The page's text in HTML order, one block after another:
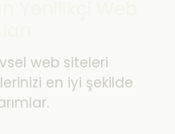
web siteleri
en iyi şekilde